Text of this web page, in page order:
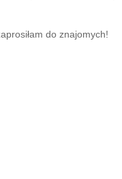
do znajomych!